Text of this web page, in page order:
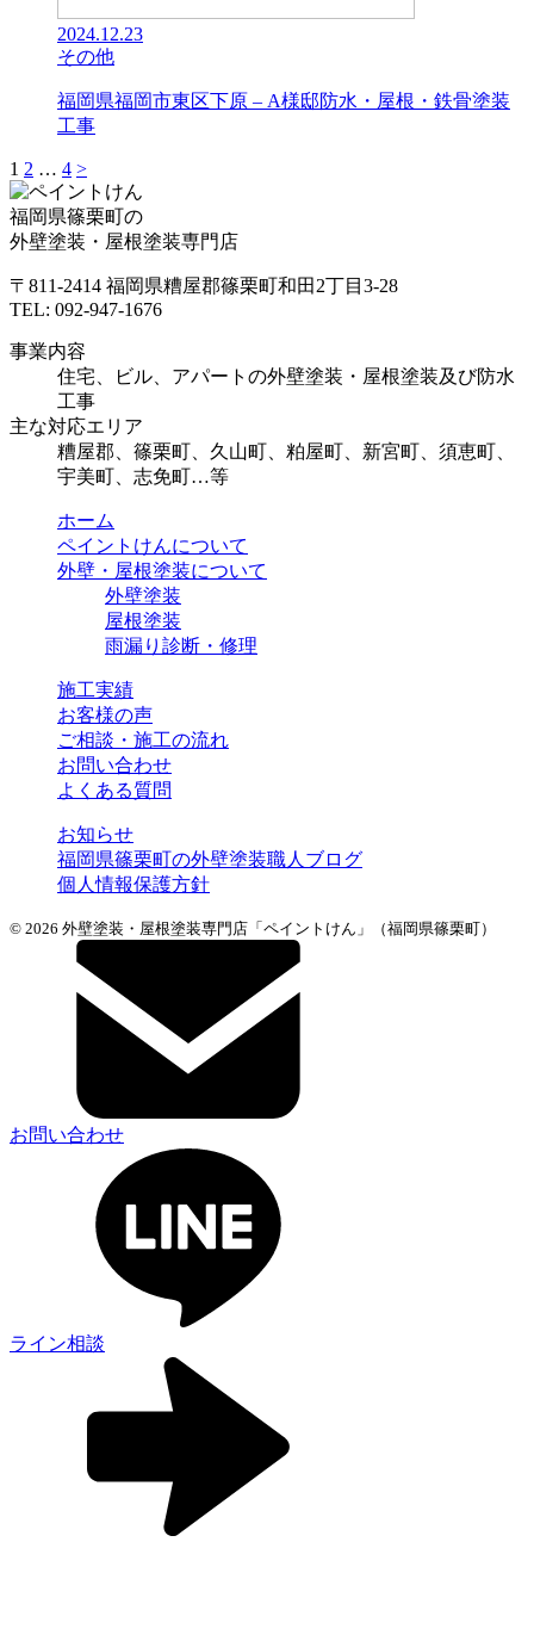
2024.12.23
その他
福岡県福岡市東区下原 – A様邸防水・屋根・鉄骨塗装
工事
1 2 … 4 >
福岡県篠栗町の
外壁塗装・屋根塗装専門店
〒811-2414 福岡県糟屋郡篠栗町和田2丁目3-28
TEL: 092-947-1676
事業内容
住宅、ビル、アパートの外壁塗装・屋根塗装及び防水
工事
主な対応エリア
糟屋郡、篠栗町、久山町、粕屋町、新宮町、須恵町、
宇美町、志免町…等
ホーム
ペイントけんについて
外壁・屋根塗装について
外壁塗装
屋根塗装
雨漏り診断・修理
施工実績
お客様の声
ご相談・施工の流れ
お問い合わせ
よくある質問
お知らせ
福岡県篠栗町の外壁塗装職人ブログ
個人情報保護方針
© 2026 外壁塗装・屋根塗装専門店「ペイントけん」（福岡県篠栗町）
お問い合わせ
ライン相談